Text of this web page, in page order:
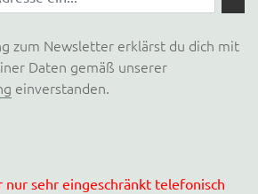
zum Newsletter erklärst du dich mit
Daten gemäß unserer
einverstanden.
nur sehr eingeschränkt telefonisch